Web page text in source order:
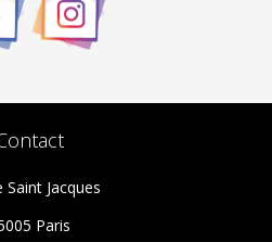
Saint Jacques
Paris